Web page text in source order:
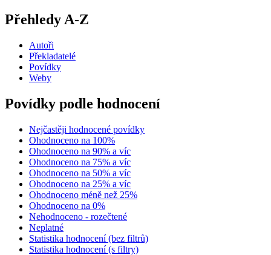
Přehledy A-Z
Autoři
Překladatelé
Povídky
Weby
Povídky podle hodnocení
Nejčastěji hodnocené povídky
Ohodnoceno na 100%
Ohodnoceno na 90% a víc
Ohodnoceno na 75% a víc
Ohodnoceno na 50% a víc
Ohodnoceno na 25% a víc
Ohodnoceno méně než 25%
Ohodnoceno na 0%
Nehodnoceno - rozečtené
Neplatné
Statistika hodnocení (bez filtrů)
Statistika hodnocení (s filtry)